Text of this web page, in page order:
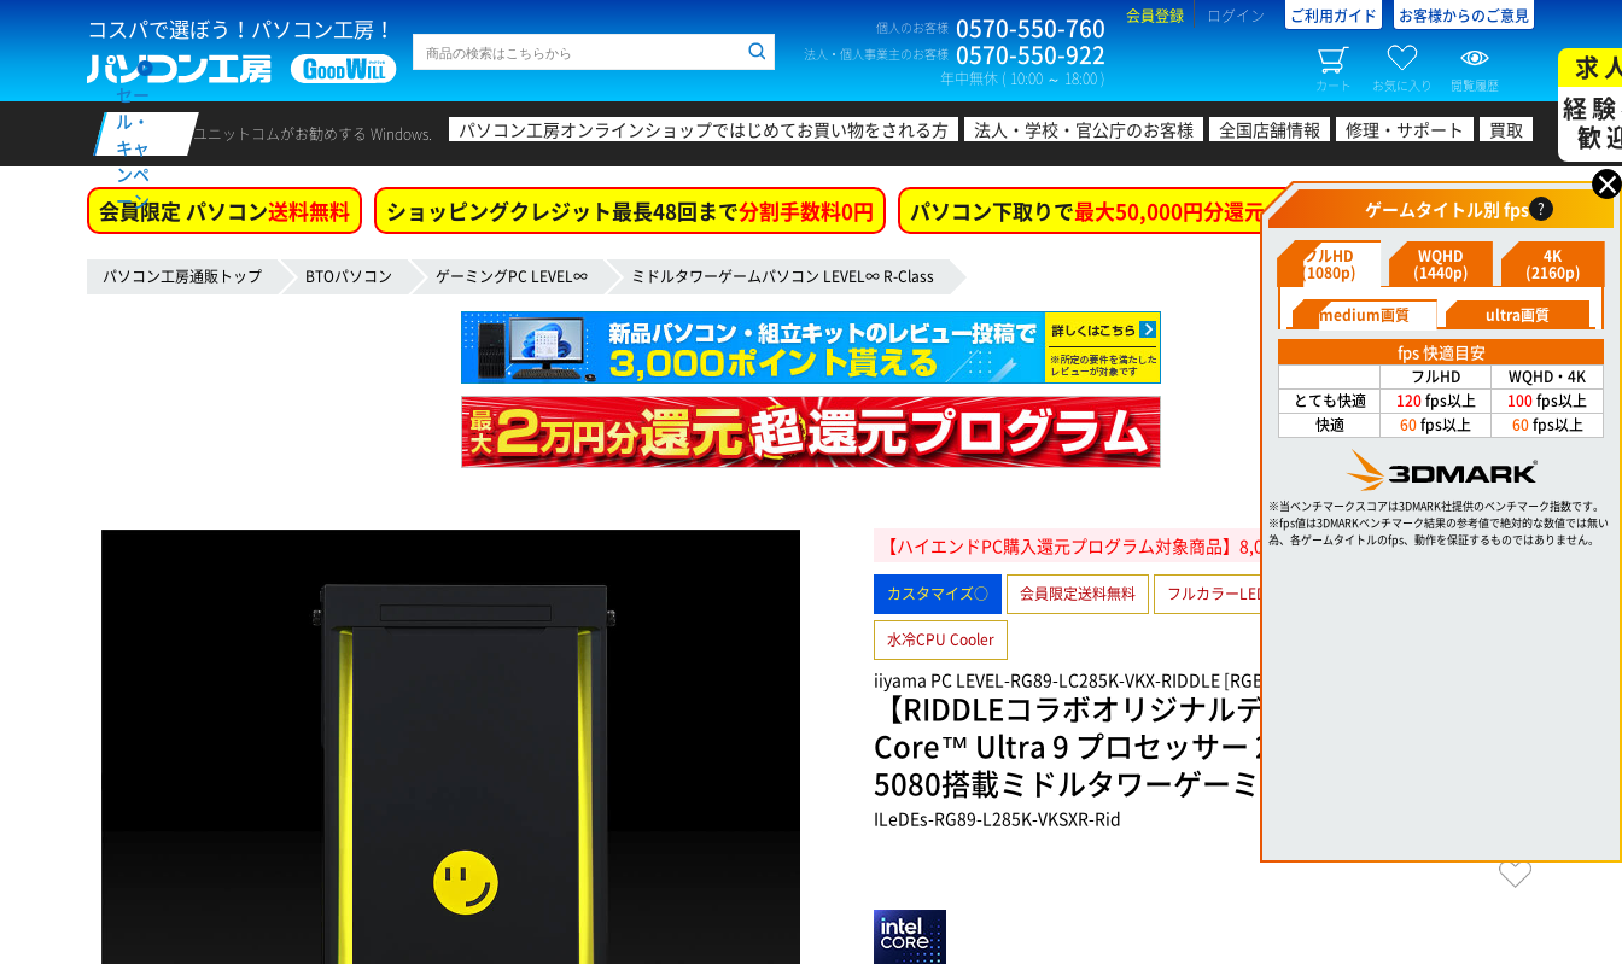
コスパで選ぼう！パソコン工房！ 個人のお客様 0570-550-760
法人・個人事業主のお客様 0570-550-922
年中無休 ( 10:00 ～ 18:00 )
会員登録 ログイン ご利用ガイド お客様からのご意見
カート お気に入り 閲覧履歴
セー
ル・
キャ
ンペ
ーン
ユニットコムがお勧めする Windows. パソコン工房オンラインショップではじめてお買い物をされる方 法人・学校・官公庁のお客様 全国店舗情報 修理・サポート 買取
求
経
歓
会員限定 パソコン送料無料 ショッピングクレジット最長48回まで分割手数料0円 パソコン下取りで最大50,000円分還元！
パソコン工房通販トップ BTOパソコン ゲーミングPC LEVEL∞ ミドルタワーゲームパソコン LEVEL∞ R-Class
【ハイエンドPC購入還元プログラム対象商品】8,000円分相当還元
カスタマイズ○ 会員限定送料無料 フルカラーLED
水冷CPU Cooler
iiyama PC LEVEL-RG89-LC285K-VKX-RIDDLE [RGB Build]
【RIDDLEコラボオリジナルデザイン】インテル®
Core™ Ultra 9 プロセッサー 285KとGeForce RTX
5080搭載ミドルタワーゲーミングPC
ILeDEs-RG89-L285K-VKSXR-Rid
×
ゲームタイトル別 fps ?
フルHD
(1080p)
WQHD
(1440p)
4K
(2160p)
medium画質
ultra画質
fps 快適目安
フルHD
WQHD・4K
とても快適
120fps以上 100fps以上
快適
60fps以上 60fps以上
※当ベンチマークスコアは3DMARK社提供のベンチマーク指数です。
※fps値は3DMARKベンチマーク結果の参考値で絶対的な数値では無い
為、各ゲームタイトルのfps、動作を保証するものではありません。